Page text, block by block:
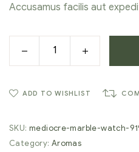
Accusamus facilis aut
ADD TO WISHLIST
SKU: mediocre-marble-watch-
Category: Aromas